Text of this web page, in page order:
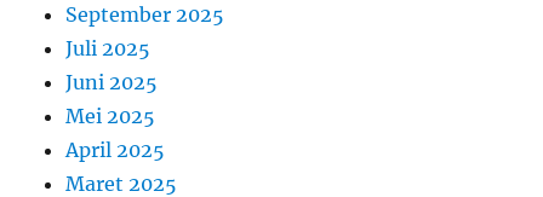
September 2025
Juli 2025
Juni 2025
Mei 2025
April 2025
Maret 2025